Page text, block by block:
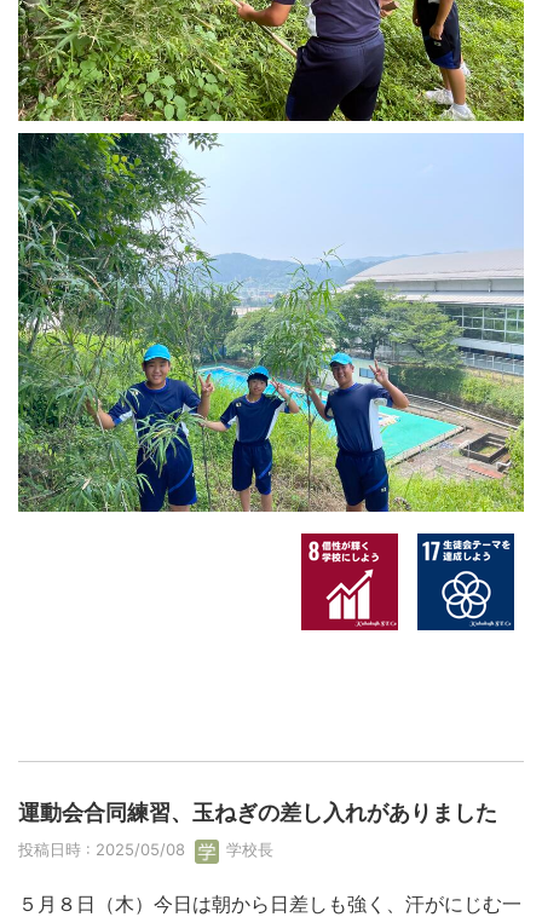
運動会合同練習、玉ねぎの差し入れがありました
投稿日時 : 2025/05/08 学校長
５月８日（木）今日は朝から日差しも強く、汗がにじむ一